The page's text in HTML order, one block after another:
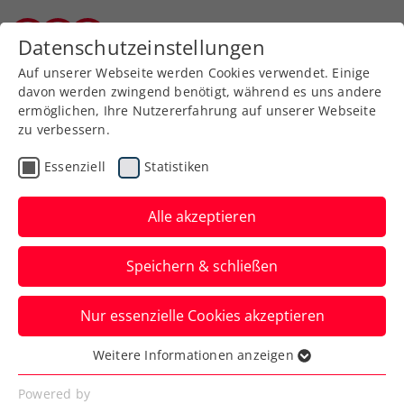
Zurück zur Newsübersicht
Turniere
Österreichische
Seniorenmeisterschaften:
Jetzt anmelden fürs
Highlight 2024!
Noch bis Dienstag, 23. Juli, 20:00 Uhr ist
die Nennung fürs wichtigste nationale
Seniorenturnier in Wien möglich.
Datenschutzeinstellungen
Auf unserer Webseite werden Cookies verwendet. Einige
davon werden zwingend benötigt, während es uns andere
ermöglichen, Ihre Nutzererfahrung auf unserer Webseite
zu verbessern.
Essenziell Statistiken
Alle akzeptieren
Speichern & schließen
Nur essenzielle Cookies akzeptieren
Essenziell
Essenzielle Cookies werden für grundlegende
Weitere Informationen anzeigen
Powered by